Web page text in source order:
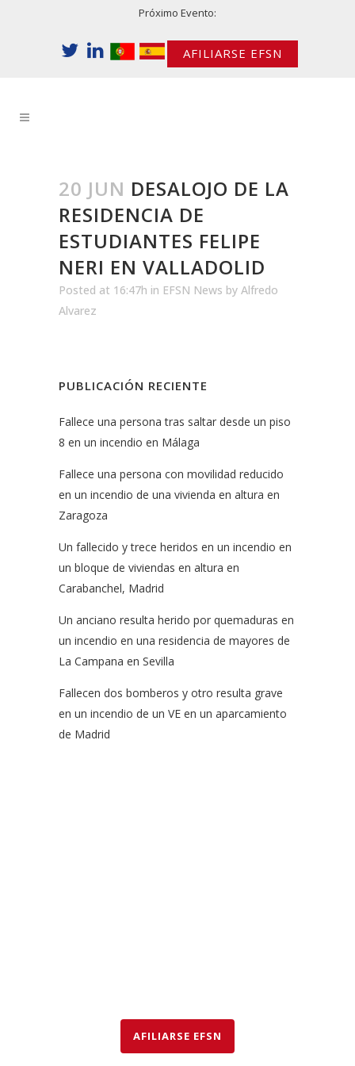
Próximo Evento:
AFILIARSE EFSN
20 JUN DESALOJO DE LA
RESIDENCIA DE
ESTUDIANTES FELIPE
NERI EN VALLADOLID
Posted at 16:47h in EFSN News by Alfredo
Alvarez
PUBLICACIÓN RECIENTE
Fallece una persona tras saltar desde un piso
8 en un incendio en Málaga
Fallece una persona con movilidad reducido
en un incendio de una vivienda en altura en
Zaragoza
Un fallecido y trece heridos en un incendio en
un bloque de viviendas en altura en
Carabanchel, Madrid
Un anciano resulta herido por quemaduras en
un incendio en una residencia de mayores de
La Campana en Sevilla
Fallecen dos bomberos y otro resulta grave
en un incendio de un VE en un aparcamiento
de Madrid
AFILIARSE EFSN